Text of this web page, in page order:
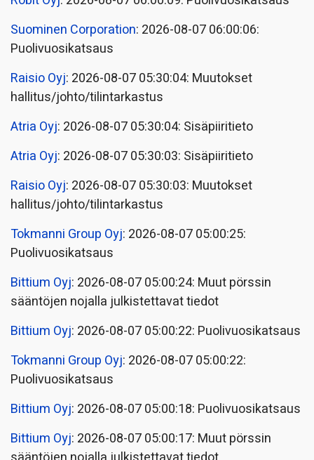
Suominen Corporation: 2026-08-07 06:00:06:
Puolivuosikatsaus
Raisio Oyj: 2026-08-07 05:30:04: Muutokset
hallitus/johto/tilintarkastus
Atria Oyj: 2026-08-07 05:30:04: Sisäpiiritieto
Atria Oyj: 2026-08-07 05:30:03: Sisäpiiritieto
Raisio Oyj: 2026-08-07 05:30:03: Muutokset
hallitus/johto/tilintarkastus
Tokmanni Group Oyj: 2026-08-07 05:00:25:
Puolivuosikatsaus
Bittium Oyj: 2026-08-07 05:00:24: Muut pörssin
sääntöjen nojalla julkistettavat tiedot
Bittium Oyj: 2026-08-07 05:00:22: Puolivuosikatsaus
Tokmanni Group Oyj: 2026-08-07 05:00:22:
Puolivuosikatsaus
Bittium Oyj: 2026-08-07 05:00:18: Puolivuosikatsaus
Bittium Oyj: 2026-08-07 05:00:17: Muut pörssin